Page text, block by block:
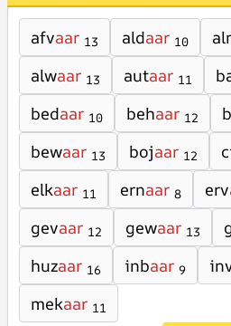
afvaar 13 aldaar 10
alwaar 13 autaar 11
bedaar 10 behaar 12
bewaar 13 bojaar 12
elkaar 11 ernaar 8 erv
gevaar 12 gewaar 13
huzaar 16 inbaar 9
mekaar 11